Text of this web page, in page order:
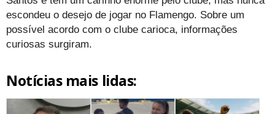
escondeu o desejo de jogar no Flamengo. Sobre um
possível acordo com o clube carioca, informações
curiosas surgiram.
Notícias mais lidas: